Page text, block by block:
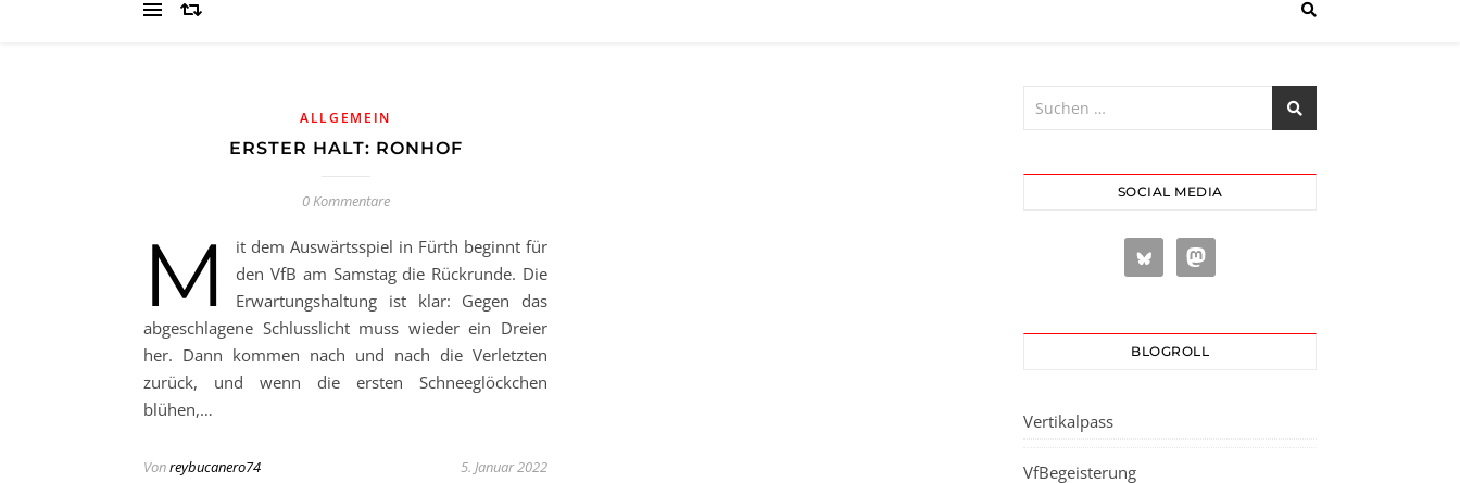
ALLGEMEIN
ERSTER HALT: RONHOF
0 Kommentare
M
it dem Auswärtsspiel in Fürth beginnt für
den VfB am Samstag die Rückrunde. Die
Erwartungshaltung ist klar: Gegen das
abgeschlagene Schlusslicht muss wieder ein Dreier
her. Dann kommen nach und nach die Verletzten
zurück, und wenn die ersten Schneeglöckchen
blühen,…
Vonreybucanero74 5. Januar 2022
SOCIAL MEDIA
BLOGROLL
Vertikalpass
VfBegeisterung